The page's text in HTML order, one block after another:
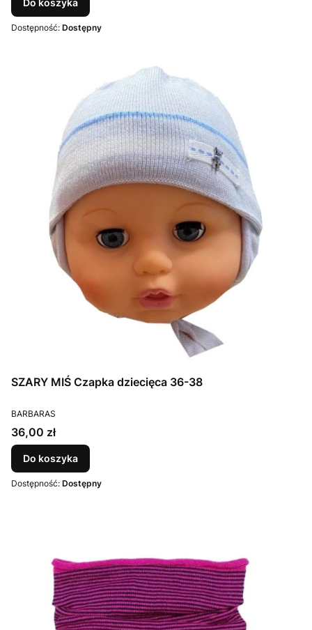
Dostępność: Dostępny
SZARY MIŚ Czapka dziecięca 36-38
PRODUCENT
BARBARAS
Cena
36,00 zł
Do koszyka
Dostępność: Dostępny